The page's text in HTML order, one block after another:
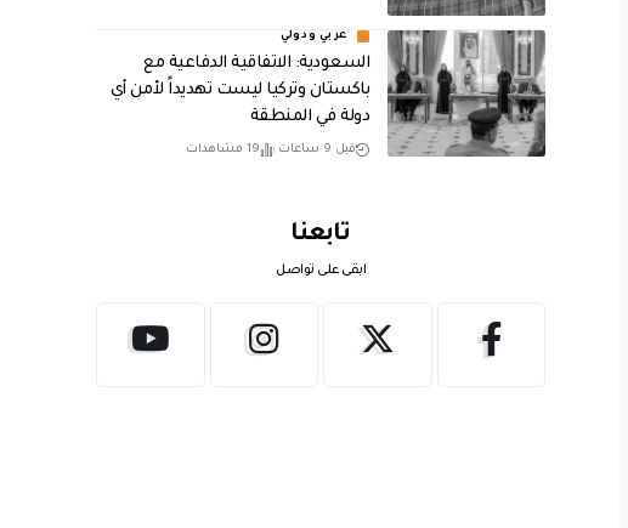
عربي ودولي
السعودية: الاتفاقية الدفاعية مع
باكستان وتركيا ليست تهديداً لأمن أي
دولة في المنطقة
قبل 9 ساعات 19 مشاهدات
تابعنا
ابقى على تواصل